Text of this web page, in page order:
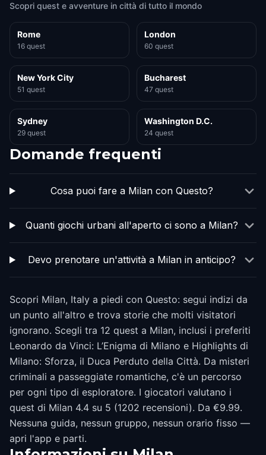
Scopri quest e avventure in città di tutto il mondo
Rome
16 quest
London
60 quest
New York City
51 quest
Bucharest
47 quest
Sydney
29 quest
Washington D.C.
24 quest
Domande frequenti
Cosa puoi fare a Milan con Questo?
Quanti giochi urbani all'aperto ci sono a Milan?
Devo prenotare un'attività a Milan in anticipo?
Scopri Milan, Italy a piedi con Questo: segui indizi da
un punto all'altro e trova storie che molti visitatori
ignorano. Scegli tra 12 quest a Milan, inclusi i preferiti
Leonardo da Vinci: L’Enigma di Milano e Highlights di
Milano: Sforza, il Duca Perduto della Città. Da misteri
criminali a passeggiate romantiche, c'è un percorso
per ogni tipo di esploratore. I giocatori valutano i
quest di Milan 4.4 su 5 (1202 recensioni). Da €9.99.
Nessuna guida, nessun gruppo, nessun orario fisso —
apri l'app e parti.